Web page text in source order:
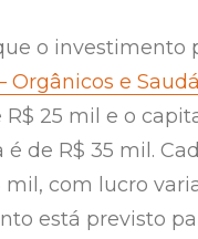
o investimento
Orgânicos e
R$ 25 mil e o
é de R$ 35 mil.
com lucro
está previsto